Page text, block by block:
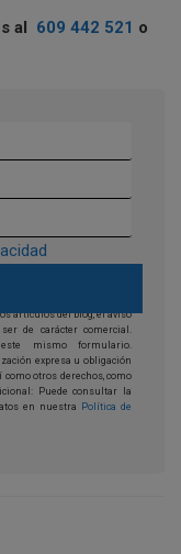
al 609 442 521 o
y comercialización de
artículos del blog, el aviso
de carácter comercial.
mismo formulario.
expresa u obligación
como otros derechos, como
Puede consultar la
en nuestra
Política de